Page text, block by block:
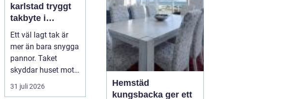
karlstad tryggt
takbyte i
värmländskt
klimat
Ett väl lagt tak är
mer än bara snygga
pannor. Taket
skyddar huset mot
regn, snö, blåst och
stark vå...
31 juli 2026
Hemstäd
kungsbacka ger ett